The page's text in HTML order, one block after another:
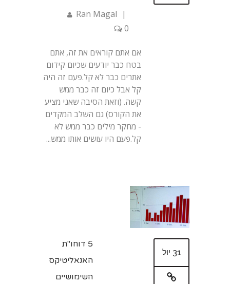
Ran Magal |
0
אם אתם קוראים את זה, אתם
בטח כבר יודעים שכיום קידום
אתרים כבר לא קל.פעם זה היה
קל אבל כיום זה כבר ממש
קשה. (וזאת הסיבה שאני מציע
את הקורס) גם השלב המקדים
- מחקר מילים כבר ממש לא
קל.פעם היו עושים אותו ממש...
31 יול
5 דוחו"ת
האנאליטיקס
השימושיים